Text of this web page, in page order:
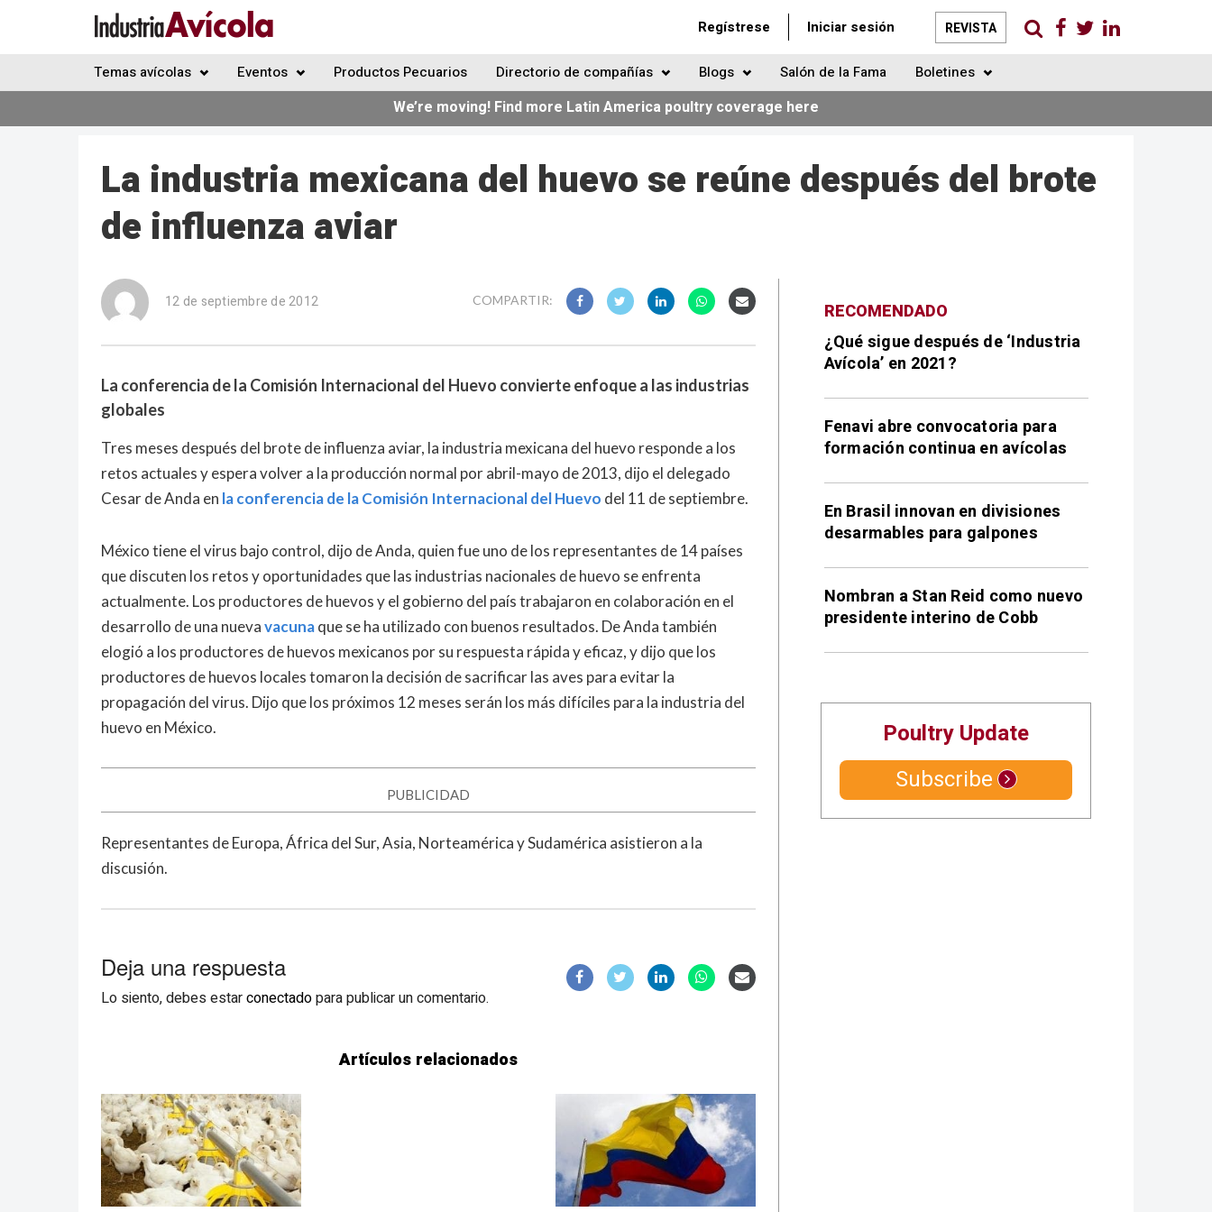
REVISTA
Regístrese Iniciar sesión
Temas avícolas Eventos Productos Pecuarios Directorio de compañías Blogs Salón de la Fama Boletines
We’re moving! Find more Latin America poultry coverage here
La industria mexicana del huevo se reúne después del brote
de influenza aviar
12 de septiembre de 2012 COMPARTIR:
La conferencia de la Comisión Internacional del Huevo convierte enfoque a las industrias
globales
Tres meses después del brote de influenza aviar, la industria mexicana del huevo responde a los
retos actuales y espera volver a la producción normal por abril-mayo de 2013, dijo el delegado
Cesar de Anda en la conferencia de la Comisión Internacional del Huevo del 11 de septiembre.
México tiene el virus bajo control, dijo de Anda, quien fue uno de los representantes de 14 países
que discuten los retos y oportunidades que las industrias nacionales de huevo se enfrenta
actualmente. Los productores de huevos y el gobierno del país trabajaron en colaboración en el
desarrollo de una nuevavacunaque se ha utilizado con buenos resultados. De Anda también
elogió a los productores de huevos mexicanos por su respuesta rápida y eficaz, y dijo que los
productores de huevos locales tomaron la decisión de sacrificar las aves para evitar la
propagación del virus. Dijo que los próximos 12 meses serán los más difíciles para la industria del
huevo en México.
PUBLICIDAD
Representantes de Europa, África del Sur, Asia, Norteamérica y Sudamérica asistieron a la
discusión.
Deja una respuesta
Lo siento, debes estarconectadopara publicar un comentario.
Artículos relacionados
RECOMENDADO
¿Qué sigue después de ‘Industria
Avícola’ en 2021?
Fenavi abre convocatoria para
formación continua en avícolas
En Brasil innovan en divisiones
desarmables para galpones
Nombran a Stan Reid como nuevo
presidente interino de Cobb
Poultry Update
Subscribe